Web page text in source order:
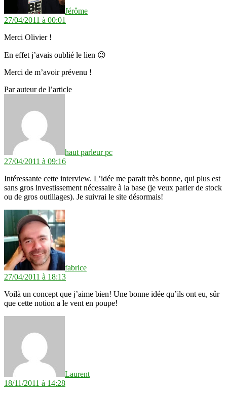
Jérôme
27/04/2011 à 00:01
Merci Olivier !
En effet j’avais oublié le lien 😉
Merci de m’avoir prévenu !
Par auteur de l’article
haut parleur pc
27/04/2011 à 09:16
Intéressante cette interview. L’idée me parait très bonne, qui plus est
sans gros investissement nécessaire à la base (je veux parler de stock
ou de gros outillages). Je suivrai le site désormais!
fabrice
27/04/2011 à 18:13
Voilà un concept que j’aime bien! Une bonne idée qu’ils ont eu, sûr
que cette notion a le vent en poupe!
Laurent
18/11/2011 à 14:28